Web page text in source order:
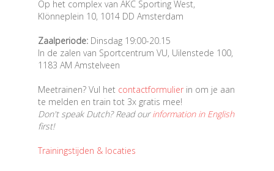
Op het complex van AKC Sporting West,
Klönneplein 10, 1014 DD Amsterdam
Zaalperiode:Dinsdag 19:00-20.15
In de zalen van Sportcentrum VU, Uilenstede 100,
1183 AM Amstelveen
Meetrainen? Vul het contactformulierin om je aan
te melden en train tot 3x gratis mee!
Don't speak Dutch? Read ourinformation in English
first!
Trainingstijden & locaties